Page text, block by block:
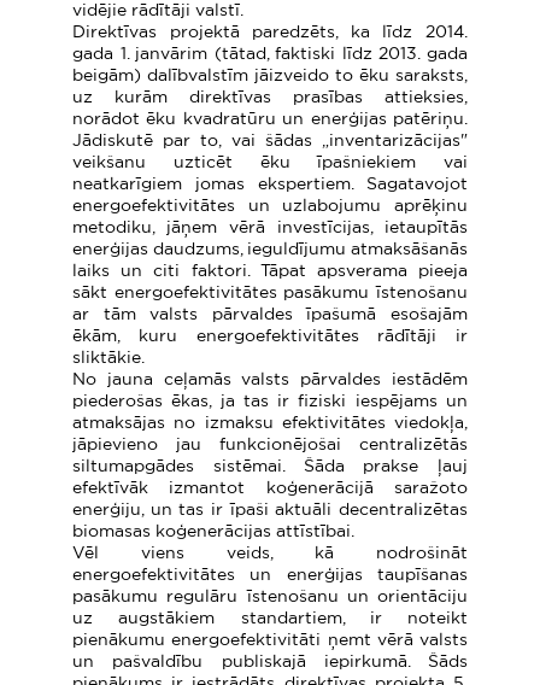
vidējie rādītāji valstī.
Direktīvas projektā paredzēts, ka līdz 2014.
gada 1. janvārim (tātad, faktiski līdz 2013. gada
beigām) dalībvalstīm jāizveido to ēku saraksts,
uz kurām direktīvas prasības attieksies,
norādot ēku kvadratūru un enerģijas patēriņu.
Jādiskutē par to, vai šādas „inventarizācijas"
veikšanu uzticēt ēku īpašniekiem vai
neatkarīgiem jomas ekspertiem. Sagatavojot
energoefektivitātes un uzlabojumu aprēķinu
metodiku, jāņem vērā investīcijas, ietaupītās
enerģijas daudzums, ieguldījumu atmaksāšanās
laiks un citi faktori. Tāpat apsverama pieeja
sākt energoefektivitātes pasākumu īstenošanu
ar tām valsts pārvaldes īpašumā esošajām
ēkām, kuru energoefektivitātes rādītāji ir
sliktākie.
No jauna ceļamās valsts pārvaldes iestādēm
piederošas ēkas, ja tas ir fiziski iespējams un
atmaksājas no izmaksu efektivitātes viedokļa,
jāpievieno jau funkcionējošai centralizētās
siltumapgādes sistēmai. Šāda prakse ļauj
efektīvāk izmantot koģenerācijā saražoto
enerģiju, un tas ir īpaši aktuāli decentralizētas
biomasas koģenerācijas attīstībai.
Vēl viens veids, kā nodrošināt
energoefektivitātes un enerģijas taupīšanas
pasākumu regulāru īstenošanu un orientāciju
uz augstākiem standartiem, ir noteikt
pienākumu energoefektivitāti ņemt vērā valsts
un pašvaldību publiskajā iepirkumā. Šāds